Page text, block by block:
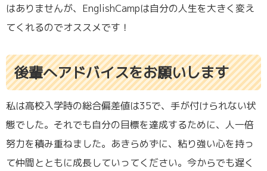
はありませんが、EnglishCampは自分の人生を大きく変え
てくれるのでオススメです！
後輩へアドバイスをお願いします
私は高校入学時の総合偏差値は35で、手が付けられない状
態でした。それでも自分の目標を達成するために、人一倍
努力を積み重ねました。あきらめずに、粘り強い心を持っ
て仲間とともに成長していってください。今からでも遅く